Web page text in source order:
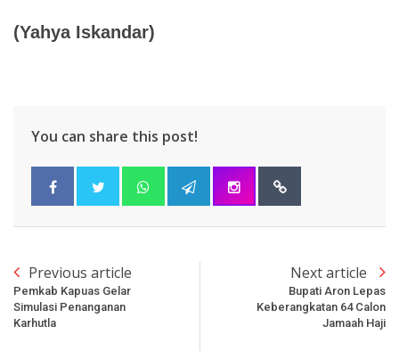
(Yahya Iskandar)
You can share this post!
Previous article
Pemkab Kapuas Gelar
Simulasi Penanganan
Karhutla
Next article
Bupati Aron Lepas
Keberangkatan 64 Calon
Jamaah Haji